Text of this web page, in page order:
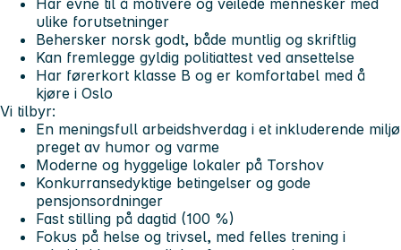
Har evne til å motivere og veilede mennesker med
ulike forutsetninger
Behersker norsk godt, både muntlig og skriftlig
Kan fremlegge gyldig politiattest ved ansettelse
Har førerkort klasse B og er komfortabel med å
kjøre i Oslo
Vi tilbyr:
En meningsfull arbeidshverdag i et inkluderende miljø
preget av humor og varme
Moderne og hyggelige lokaler på Torshov
Konkurransedyktige betingelser og gode
pensjonsordninger
Fast stilling på dagtid (100 %)
Fokus på helse og trivsel, med felles trening i